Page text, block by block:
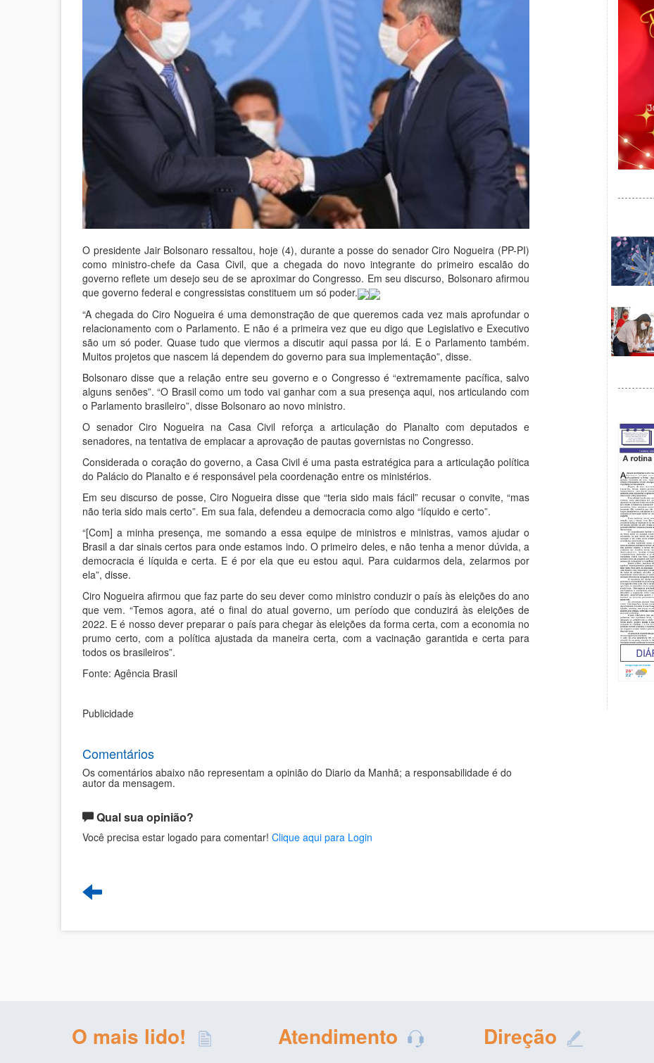
O presidente Jair Bolsonaro ressaltou, hoje (4), durante a posse do senador Ciro Nogueira (PP-PI)
como ministro-chefe da Casa Civil, que a chegada do novo integrante do primeiro escalão do
governo reflete um desejo seu de se aproximar do Congresso. Em seu discurso, Bolsonaro afirmou
que governo federal e congressistas constituem um só poder.
“A chegada do Ciro Nogueira é uma demonstração de que queremos cada vez mais aprofundar o
relacionamento com o Parlamento. E não é a primeira vez que eu digo que Legislativo e Executivo
são um só poder. Quase tudo que viermos a discutir aqui passa por lá. E o Parlamento também.
Muitos projetos que nascem lá dependem do governo para sua implementação”, disse.
Bolsonaro disse que a relação entre seu governo e o Congresso é “extremamente pacífica, salvo
alguns senões”. “O Brasil como um todo vai ganhar com a sua presença aqui, nos articulando com
o Parlamento brasileiro”, disse Bolsonaro ao novo ministro.
O senador Ciro Nogueira na Casa Civil reforça a articulação do Planalto com deputados e
senadores, na tentativa de emplacar a aprovação de pautas governistas no Congresso.
Considerada o coração do governo, a Casa Civil é uma pasta estratégica para a articulação política
do Palácio do Planalto e é responsável pela coordenação entre os ministérios.
Em seu discurso de posse, Ciro Nogueira disse que “teria sido mais fácil” recusar o convite, “mas
não teria sido mais certo”. Em sua fala, defendeu a democracia como algo “líquido e certo”.
“[Com] a minha presença, me somando a essa equipe de ministros e ministras, vamos ajudar o
Brasil a dar sinais certos para onde estamos indo. O primeiro deles, e não tenha a menor dúvida, a
democracia é líquida e certa. E é por ela que eu estou aqui. Para cuidarmos dela, zelarmos por
ela”, disse.
Ciro Nogueira afirmou que faz parte do seu dever como ministro conduzir o país às eleições do ano
que vem. “Temos agora, até o final do atual governo, um período que conduzirá às eleições de
2022. E é nosso dever preparar o país para chegar às eleições da forma certa, com a economia no
prumo certo, com a política ajustada da maneira certa, com a vacinação garantida e certa para
todos os brasileiros”.
Fonte: Agência Brasil
Publicidade
Comentários
Os comentários abaixo não representam a opinião do Diario da Manhã; a responsabilidade é do
autor da mensagem.
Qual sua opinião?
Você precisa estar logado para comentar! Clique aqui para Login
O mais lido! Atendimento Direção